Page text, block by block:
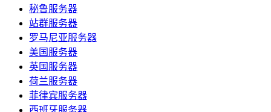
秘鲁服务器
站群服务器
罗马尼亚服务器
美国服务器
英国服务器
荷兰服务器
菲律宾服务器
西班牙服务器